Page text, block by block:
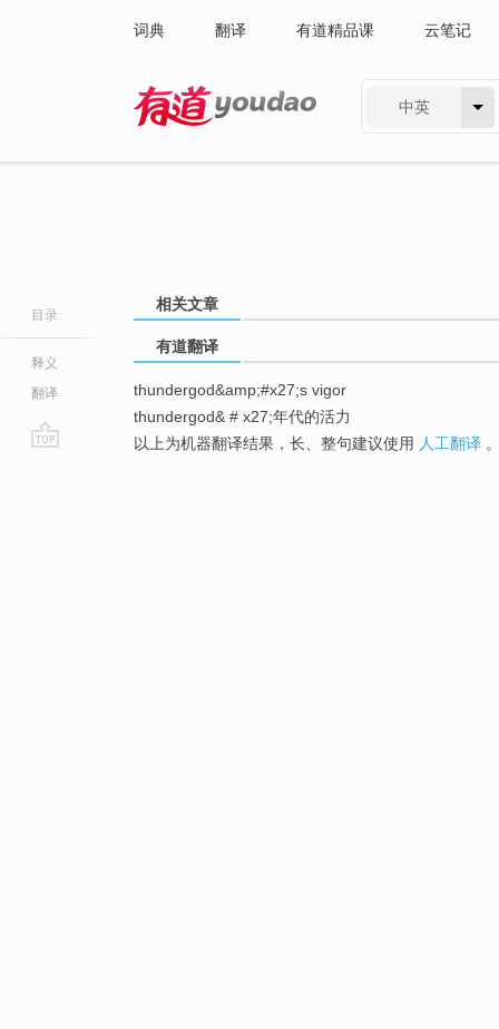
词典 翻译 有道精品课 云笔记
中英
目录
释义
翻译
相关文章
有道翻译
thundergod&amp;#x27;s vigor
thundergod& # x27;年代的活力
以上为机器翻译结果，长、整句建议使用 人工翻译